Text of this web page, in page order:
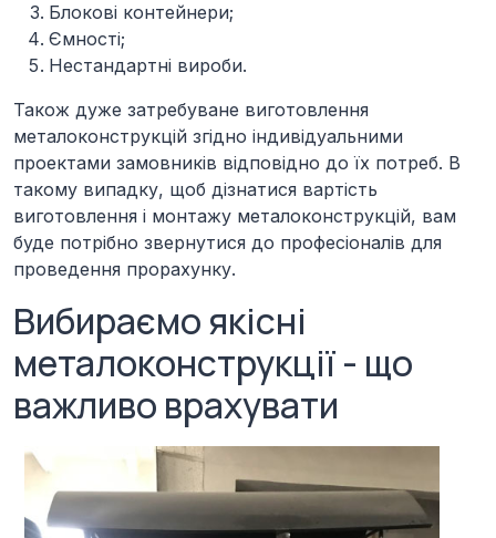
Блокові контейнери;
Ємності;
Нестандартні вироби.
Також дуже затребуване виготовлення
металоконструкцій згідно індивідуальними
проектами замовників відповідно до їх потреб. В
такому випадку, щоб дізнатися вартість
виготовлення і монтажу металоконструкцій, вам
буде потрібно звернутися до професіоналів для
проведення прорахунку.
Вибираємо якісні
металоконструкції - що
важливо врахувати